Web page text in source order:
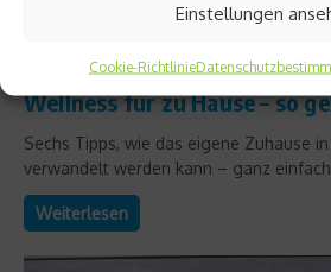
Einstellungen
Cookie-Richtlinie
Body & Soul
Wellness für zu Hause – so
Sechs Tipps, wie das eigene Zuhause
verwandelt werden kann – ganz
Weiterlesen